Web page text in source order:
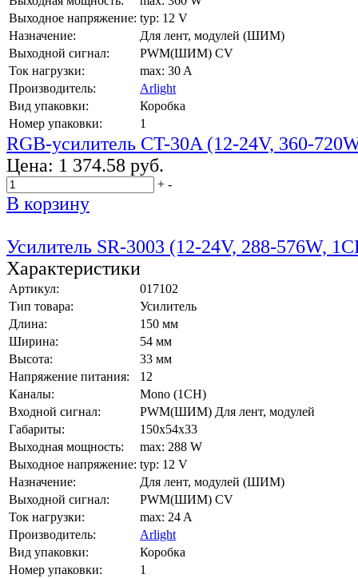
Выходное напряжение: typ: 12 V
Назначение:
Для лент, модулей (ШИМ)
Выходной сигнал:
PWM(ШИМ) CV
Ток нагрузки:
max: 30 A
Производитель:
Arlight
Вид упаковки:
Коробка
Номер упаковки:
1
RGB-усилитель CT-30A (12-24V, 360-
Цена: 1 374.58 руб.
+ -
В корзину
Усилитель SR-3003 (12-24V, 288-576W,
Характеристики
Артикул:
017102
Тип товара:
Усилитель
Длина:
150 мм
Ширина:
54 мм
Высота:
33 мм
Напряжение питания:
12
Каналы:
Mono (1CH)
Входной сигнал:
PWM(ШИМ) Для лент, модулей
Габариты:
150x54x33
Выходная мощность:
max: 288 W
Выходное напряжение: typ: 12 V
Назначение:
Для лент, модулей (ШИМ)
Выходной сигнал:
PWM(ШИМ) CV
Ток нагрузки:
max: 24 A
Производитель:
Arlight
Вид упаковки:
Коробка
Номер упаковки:
1